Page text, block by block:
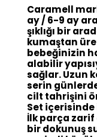
Caramell
ay / 6-9 ay
şıklığı bir
kumaştan
bebeğinizin
alabilir
sağlar. Uzun
serin
cilt tahrişini
Set içerisinde
İlk parça zarif
bir dokunuş